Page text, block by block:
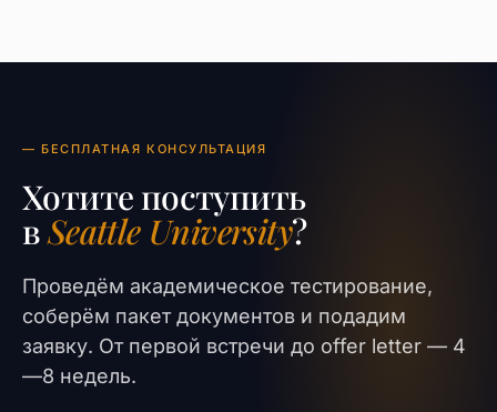
— БЕСПЛАТНАЯ КОНСУЛЬТАЦИЯ
Хотите поступить
вSeattle University?
Проведём академическое тестирование,
соберём пакет документов и подадим
заявку. От первой встречи до offer letter — 4
—8 недель.